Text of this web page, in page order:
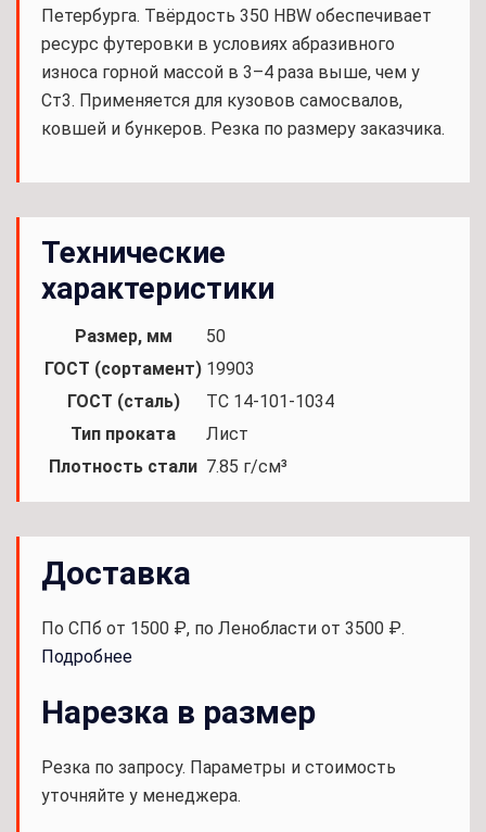
Петербурга. Твёрдость 350 HBW обеспечивает
ресурс футеровки в условиях абразивного
износа горной массой в 3–4 раза выше, чем у
Ст3. Применяется для кузовов самосвалов,
ковшей и бункеров. Резка по размеру заказчика.
Технические
характеристики
Размер, мм
50
ГОСТ (сортамент) 19903
ГОСТ (сталь)
TC 14-101-1034
Тип проката
Лист
Плотность стали 7.85 г/см³
Доставка
По СПб от 1500 ₽, по Ленобласти от 3500 ₽.
Подробнее
Нарезка в размер
Резка по запросу. Параметры и стоимость
уточняйте у менеджера.